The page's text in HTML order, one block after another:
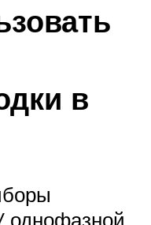
в
однофазной